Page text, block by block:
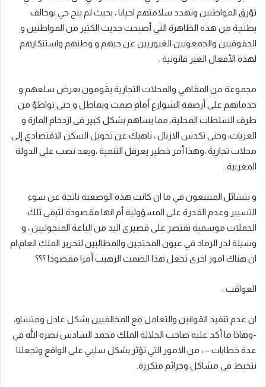
تؤرق المواطنين وتهدد سلامتهم احيانا ، بحيث لم ينج حي بوخالف
بطنجة من هذه الظاهرة التي أصبحت حديث الكثير من المواطنين و
الحقوقيين والجمعويين الغيوريين عن حیھم و وطنهم واستنكارهم
لهذه الأفعال الغير قانونية .
مجموعة من المقاهي والمحلات التجارية يقومون بعرض سلعهم و
خدماتهم على أرصفة الشوارع أمام صمت وتماطل و حتى تواطؤ من
طرف السلطات المحلية، مما یساھم بشکل كبير فی ازدحام المارة و
العربات، وحتى تكدس الازبال ، ناهيك عن تحويل السكن الاقتصادي إلى
محلات تجارية ،وهذا أمر خطير يعرقل التنمية ،ويعد نصب على الدولة
المغربية.
و يتسائل المتتبعون في ما ان كانت هذه الوضعية ناتجة عن سوء
التسییر وعدم القدرۃ علی المسؤولية أم انها مقصودة لتبقى تلك
الحملات موسمية تقتصر على قصيري اليد من الباعة المتجوليين ، و
وسيلة لدر الرماد في عيون المحتجين والمطالبين لتحرير الملك العام،ام
ان هناك امور اخرى تجعل هذا الصمت الرهيب أمرا مقصودا ؟؟؟
العواقب :
ان عدم تنفيد القوانين والتعامل مع المخالفيين بشكل عادل ومتساو،
-وهاذا ما أكد عليه صاحب الجلالة الملك محمد السادس نصره الله في
عدة خطابات – ، من الامور التي تؤثر بشكل سلبي على الواقع وتجعلنا
نتخبط في مشاكل وجرائم متكررة.